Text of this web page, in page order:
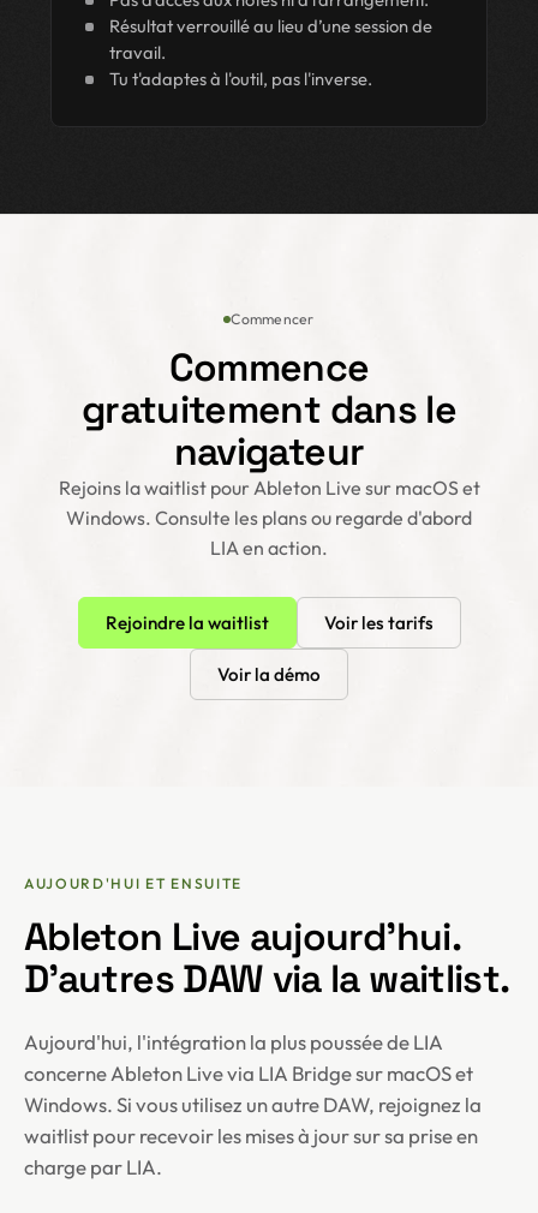
Résultat verrouillé au lieu d’une session de
travail.
Tu t'adaptes à l'outil, pas l'inverse.
Commencer
Commence
gratuitement dans le
navigateur
Rejoins la waitlist pour Ableton Live sur macOS et
Windows. Consulte les plans ou regarde d'abord
LIA en action.
Rejoindre la waitlist Voir les tarifs
Voir la démo
AUJOURD'HUI ET ENSUITE
Ableton Live aujourd'hui.
D'autres DAW via la waitlist.
Aujourd'hui, l'intégration la plus poussée de LIA
concerne Ableton Live via LIA Bridge sur macOS et
Windows. Si vous utilisez un autre DAW, rejoignez la
waitlist pour recevoir les mises à jour sur sa prise en
charge par LIA.